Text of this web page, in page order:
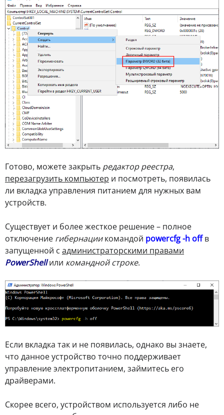
Готово, можете закрыть редактор реестра,
перезагрузить компьютер и посмотреть, появилась
ли вкладка управления питанием для нужных вам
устройств.
Существует и более жесткое решение – полное
отключение гибернациикомандой powercfg -h offв
запущенной с администраторскими правами
PowerShellили командной строке.
Если вкладка так и не появилась, однако вы знаете,
что данное устройство точно поддерживает
управление электропитанием, займитесь его
драйверами.
Скорее всего, устройством используется либо не